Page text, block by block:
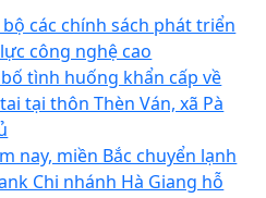
các chính sách phát triển
công nghệ cao
tình huống khẩn cấp về
tại thôn Thèn Ván, xã Pà
nay, miền Bắc chuyển lạnh
Chi nhánh Hà Giang hỗ